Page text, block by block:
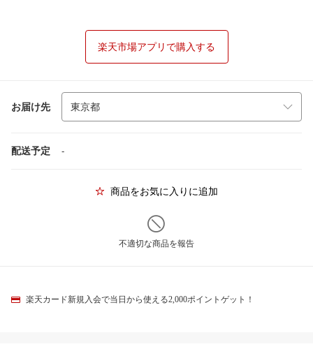
楽天市場アプリで購入する
お届け先
配送予定 -
商品をお気に入りに追加
不適切な商品を報告
楽天カード新規入会で当日から使える2,000ポイントゲット！